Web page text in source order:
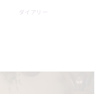
ダイアリー